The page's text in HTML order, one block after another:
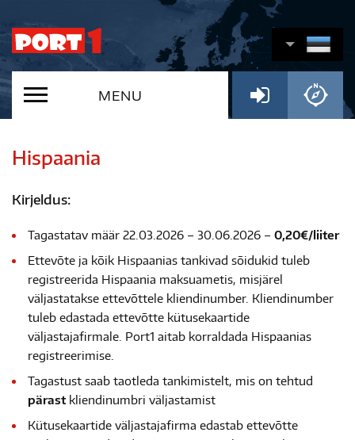
MENU
Hispaania
Kirjeldus:
Tagastatav määr 22.03.2026 – 30.06.2026 – 0,20€/liiter
Ettevõte ja kõik Hispaanias tankivad sõidukid tuleb
registreerida Hispaania maksuametis, misjärel
väljastatakse ettevõttele kliendinumber. Kliendinumber
tuleb edastada ettevõtte kütusekaartide
väljastajafirmale. Port1 aitab korraldada Hispaanias
registreerimise.
Tagastust saab taotleda tankimistelt, mis on tehtud
pärast kliendinumbri väljastamist
Kütusekaartide väljastajafirma edastab ettevõtte